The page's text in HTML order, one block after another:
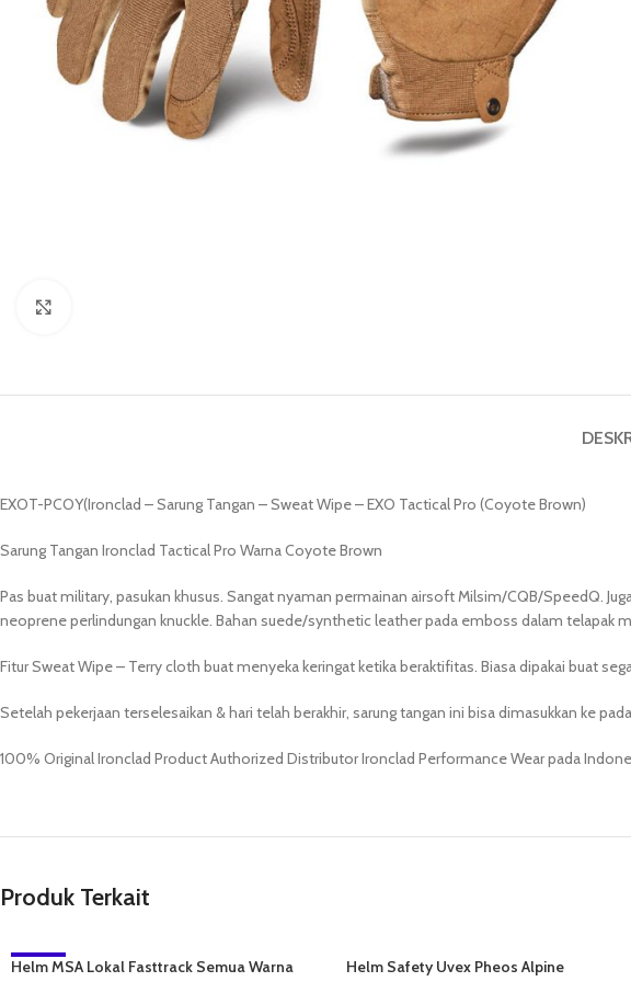
EXOT-PCOY(Ironclad – Sarung Tangan – Sweat Wipe – EXO Tactical Pro (Coyote Brown)
Sarung Tangan Ironclad Tactical Pro Warna Coyote Brown
Pas buat military, pasukan khusus. Sangat nyaman permainan airsoft Milsim/CQB/SpeedQ.
neoprene perlindungan knuckle. Bahan suede/synthetic leather pada emboss dalam telapak
Fitur Sweat Wipe – Terry cloth buat menyeka keringat ketika beraktifitas. Biasa dipakai buat
Setelah pekerjaan terselesaikan & hari telah berakhir, sarung tangan ini bisa dimasukkan ke
100% Original Ironclad Product Authorized Distributor Ironclad Performance Wear pada
Produk Terkait
-6%
Helm MSA Lokal Fasttrack Semua Warna Helm Safety Uvex Pheos Alpine